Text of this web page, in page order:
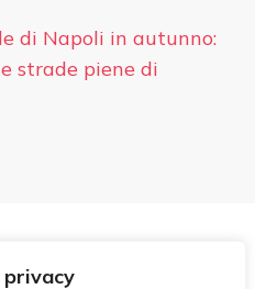
di Napoli in autunno:
strade piene di